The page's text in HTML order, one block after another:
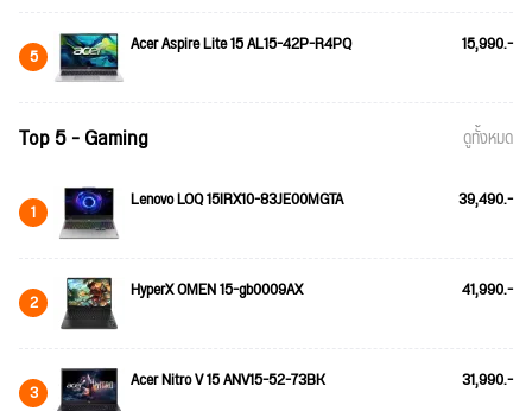
5 Acer Aspire Lite 15 AL15-42P-R4PQ 15,990.-
Top 5 - Gaming ดูทั้งหมด
1 Lenovo LOQ 15IRX10-83JE00MGTA 39,490.-
2 HyperX OMEN 15-gb0009AX 41,990.-
3 Acer Nitro V 15 ANV15-52-73BK 31,990.-